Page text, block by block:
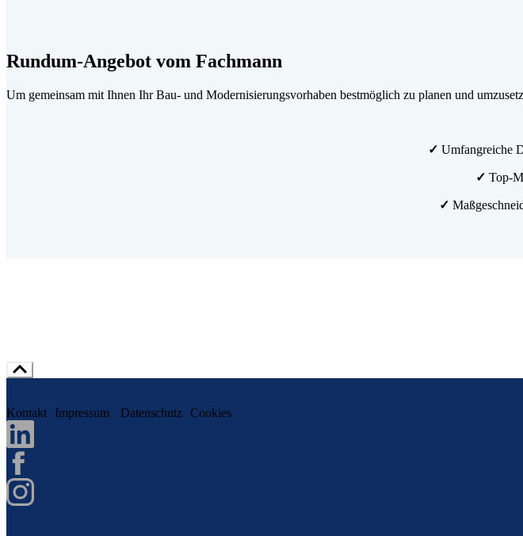
Rundum-Angebot vom Fachmann
Um gemeinsam mit Ihnen Ihr Bau- und Modernisierungsvorhaben bestmöglich zu planen und
✓ Umfangreiche
✓ Top-
✓
Kontakt Impressum Datenschutz Cookies